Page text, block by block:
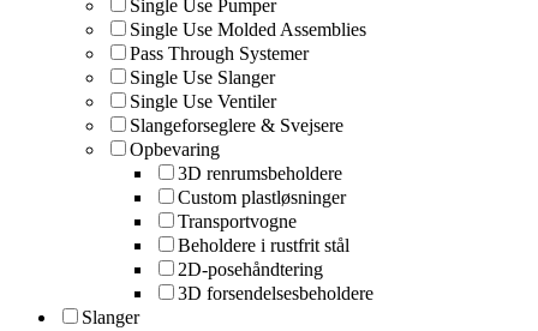
Single Use Pumper
Single Use Molded Assemblies
Pass Through Systemer
Single Use Slanger
Single Use Ventiler
Slangeforseglere & Svejsere
Opbevaring
3D renrumsbeholdere
Custom plastløsninger
Transportvogne
Beholdere i rustfrit stål
2D-posehåndtering
3D forsendelsesbeholdere
Slanger